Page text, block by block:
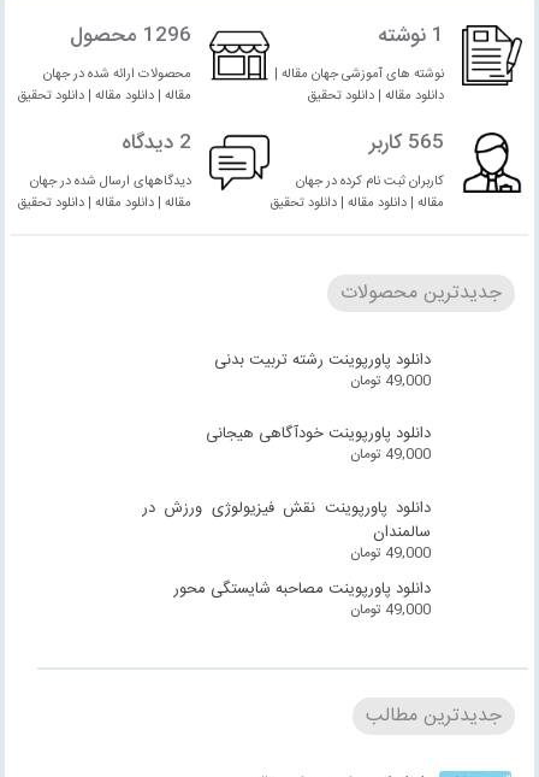
1 نوشته
نوشته های آموزشی جهان مقاله |
دانلود مقاله | دانلود تحقیق
1296 محصول
محصولات ارائه شده در جهان
مقاله | دانلود مقاله | دانلود تحقیق
565 کاربر
کاربران ثبت نام کرده در جهان
مقاله | دانلود مقاله | دانلود تحقیق
2 دیدگاه
دیدگاههای ارسال شده در جهان
مقاله | دانلود مقاله | دانلود تحقیق
جدیدترین محصولات
دانلود پاورپوینت رشته تربیت بدنی
49,000 تومان
دانلود پاورپوینت خودآگاهی هیجانی
49,000 تومان
دانلود پاورپوینت نقش فیزیولوژی ورزش در
سالمندان
49,000 تومان
دانلود پاورپوینت مصاحبه شایستگی محور
49,000 تومان
جدیدترین مطالب